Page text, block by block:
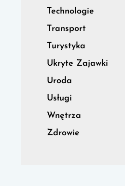
Technologie
Transport
Turystyka
Ukryte Zajawki
Uroda
Usługi
Wnętrza
Zdrowie